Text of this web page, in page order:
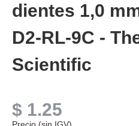
dientes 1,0
D2-RL-9C -
Scientific
$ 1.25